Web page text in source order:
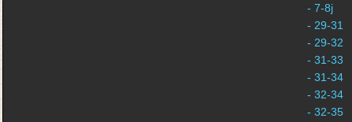
- 7-8j
- 29-31
- 29-32
- 31-33
- 31-34
- 32-34
- 32-35